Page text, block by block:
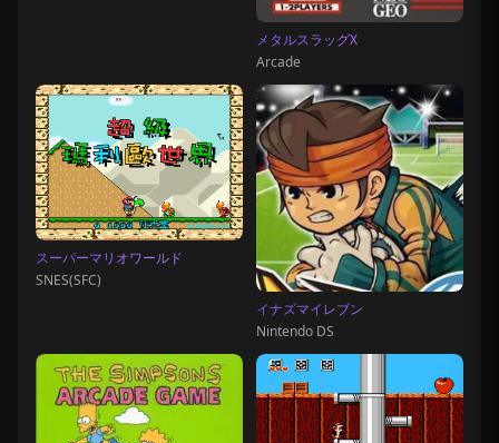
メタルスラッグX
Arcade
スーパーマリオワールド
SNES(SFC)
イナズマイレブン
Nintendo DS